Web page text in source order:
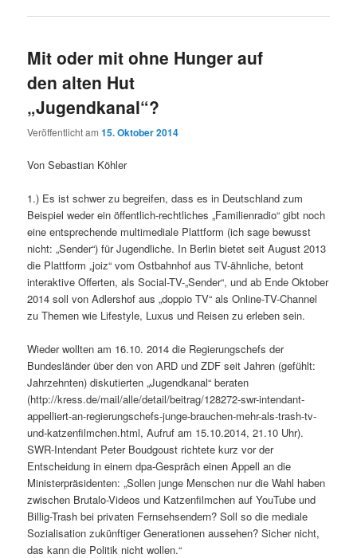
Mit oder mit ohne Hunger auf
den alten Hut
„Jugendkanal“?
Veröffentlicht am15. Oktober 2014
Von Sebastian Köhler
1.) Es ist schwer zu begreifen, dass es in Deutschland zum
Beispiel weder ein öffentlich-rechtliches „Familienradio“ gibt noch
eine entsprechende multimediale Plattform (ich sage bewusst
nicht: „Sender“) für Jugendliche. In Berlin bietet seit August 2013
die Plattform „joiz“ vom Ostbahnhof aus TV-ähnliche, betont
interaktive Offerten, als Social-TV-„Sender“, und ab Ende Oktober
2014 soll von Adlershof aus „doppio TV“ als Online-TV-Channel
zu Themen wie Lifestyle, Luxus und Reisen zu erleben sein.
Wieder wollten am 16.10. 2014 die Regierungschefs der
Bundesländer über den von ARD und ZDF seit Jahren (gefühlt:
Jahrzehnten) diskutierten „Jugendkanal“ beraten
(http://kress.de/mail/alle/detail/beitrag/128272-swr-intendant-
appelliert-an-regierungschefs-junge-brauchen-mehr-als-trash-tv-
und-katzenfilmchen.html, Aufruf am 15.10.2014, 21.10 Uhr).
SWR-Intendant Peter Boudgoust richtete kurz vor der
Entscheidung in einem dpa-Gespräch einen Appell an die
Ministerpräsidenten: „Sollen junge Menschen nur die Wahl haben
zwischen Brutalo-Videos und Katzenfilmchen auf YouTube und
Billig-Trash bei privaten Fernsehsendern? Soll so die mediale
Sozialisation zukünftiger Generationen aussehen? Sicher nicht,
das kann die Politik nicht wollen.“